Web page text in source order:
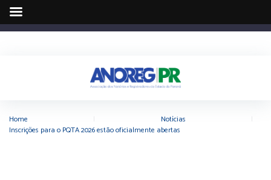
Home Notícias
Inscrições para o PQTA 2026 estão oficialmente abertas